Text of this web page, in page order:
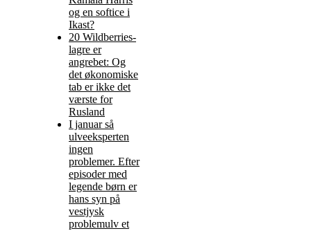
og en softice i
Ikast?
20 Wildberries-
lagre er
angrebet: Og
det økonomiske
tab er ikke det
værste for
Rusland
I januar så
ulveeksperten
ingen
problemer. Efter
episoder med
legende børn er
hans syn på
vestjysk
problemulv et